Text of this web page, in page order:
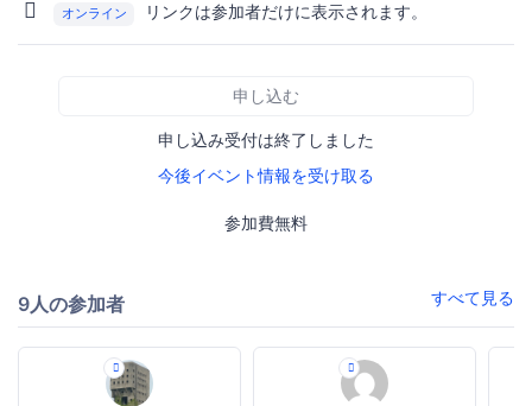
オンライン リンクは参加者だけに表示されます。
申し込む
申し込み受付は終了しました
今後イベント情報を受け取る
参加費無料
9人の参加者 すべて見る